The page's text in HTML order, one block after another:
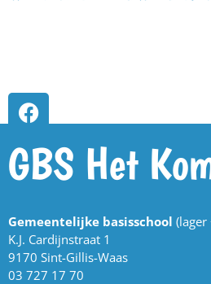
GBS Het
Gemeentelijke basisschool (lager
K.J. Cardijnstraat 1
9170 Sint-Gillis-Waas
03 727 17 70